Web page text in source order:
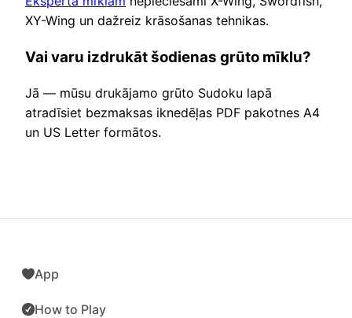
XY-Wing un dažreiz krāsošanas tehnikas.
Vai varu izdrukāt šodienas grūto mīklu?
Jā — mūsu drukājamo grūto Sudoku lapā
atradīsiet bezmaksas iknedēļas PDF pakotnes A4
un US Letter formātos.
App
How to Play